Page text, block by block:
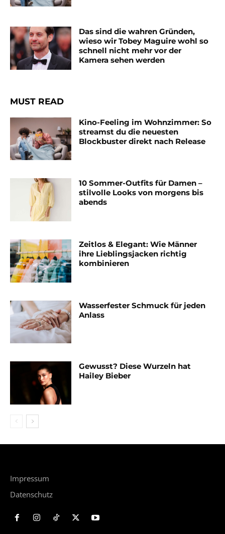
Das sind die wahren Gründen,
wieso wir Tobey Maguire wohl so
schnell nicht mehr vor der
Kamera sehen werden
MUST READ
Kino-Feeling im Wohnzimmer: So
streamst du die neuesten
Blockbuster direkt nach Release
10 Sommer-Outfits für Damen –
stilvolle Looks von morgens bis
abends
Zeitlos & Elegant: Wie Männer
ihre Lieblingsjacken richtig
kombinieren
Wasserfester Schmuck für jeden
Anlass
Gewusst? Diese Wurzeln hat
Hailey Bieber
Impressum
Datenschutz